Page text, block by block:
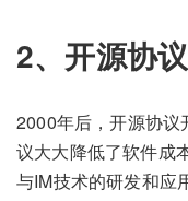
2、开源协
2000年后，开源协议
议大大降低了软件成
与IM技术的研发和应